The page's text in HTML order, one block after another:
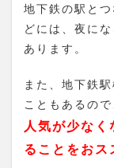
地下鉄の駅と
どには、夜に
あります。
また、地下鉄
こともあるので
人気が少な
ることをおス